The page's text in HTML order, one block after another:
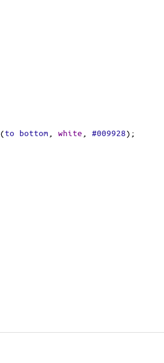
(to bottom white #009928);